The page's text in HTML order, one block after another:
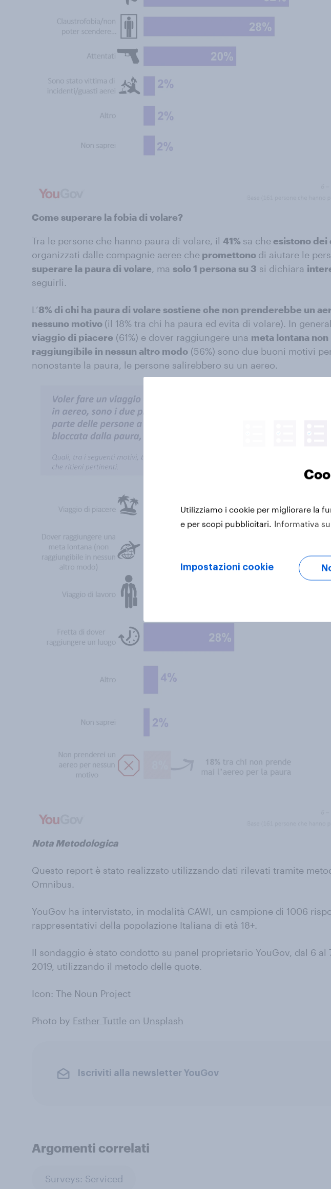
Come superare la fobia di volare?
Tra le persone che hanno paura di volare, il 41% sa che esistono dei
organizzati dalle compagnie aeree che promettono di aiutare le
superare la paura di volare, ma solo 1 persona su 3 si dichiara
seguirli.
L’8% di chi ha paura di volare sostiene che non prenderebbe un
nessuno motivo (il 18% tra chi ha paura ed evita di volare). In
viaggio di piacere (61%) e dover raggiungere una meta lontana non
raggiungibile in nessun altro modo (56%) sono due buoni motivi
nonostante la paura, le persone salirebbero su un aereo.
Nota Metodologica
Questo report è stato realizzato utilizzando dati rilevati tramite
Omnibus.
YouGov ha intervistato, in modalità CAWI, un campione di 1006
rappresentativi della popolazione Italiana di età 18+.
Il sondaggio è stato condotto su panel proprietario YouGov, dal 6 al
2019, utilizzando il metodo delle quote.
Icon: The Noun Project
Photo by Esther Tuttle on Unsplash
Iscriviti alla newsletter YouGov
Argomenti correlati
Surveys: Serviced
Utilizziamo i cookie per migliorare la
e per scopi pubblicitari. Informativa
Impostazioni cookie